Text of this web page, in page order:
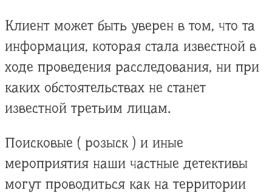
Клиент может быть уверен в том, что та
информация, которая стала известной в
ходе проведения расследования, ни при
каких обстоятельствах не станет
известной третьим лицам.
Поисковые ( розыск ) и иные
мероприятия наши частные детективы
могут проводиться как на территории